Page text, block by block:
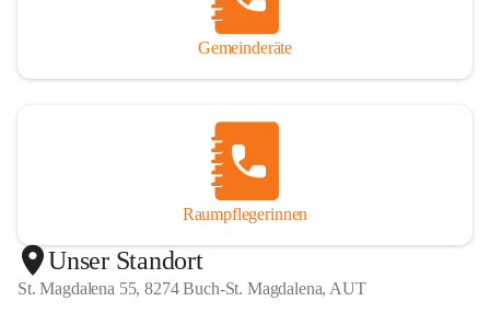
Gemeinderäte
Raumpflegerinnen
Unser Standort
St. Magdalena 55, 8274 Buch-St. Magdalena, AUT